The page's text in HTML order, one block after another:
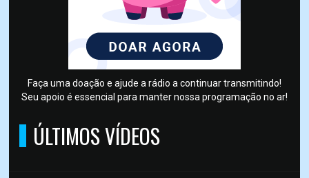
Faça uma doação e ajude a rádio a continuar transmitindo!
Seu apoio é essencial para manter nossa programação no ar!
ÚLTIMOS VÍDEOS